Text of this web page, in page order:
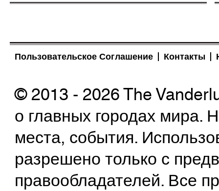
Пользовательское Соглашение Контакты
© 2013 - 2026 The
о главных городах
места, события.
разрешено только с
правообладателей. Все